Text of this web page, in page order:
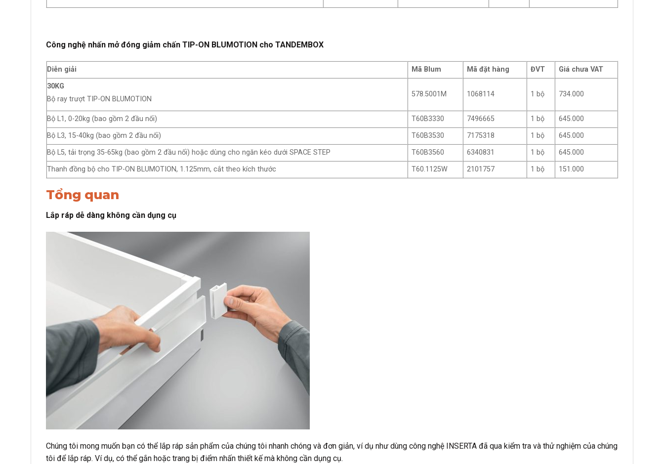
Công nghệ nhấn mở đóng giảm chấn TIP-ON BLUMOTION cho TANDEMBOX
Diễn giải Mã Blum Mã đặt hàng ĐVT
Giá chưa VAT
30KG
Bộ ray trượt TIP-ON BLUMOTION
578.5001M 1068114 1 bộ 734.000
Bộ L1, 0-20kg (bao gồm 2 đầu nối) T60B3330 7496665 1 bộ
645.000
Bộ L3, 15-40kg (bao gồm 2 đầu nối)
T60B3530 7175318 1 bộ
645.000
Bộ L5, tải trọng 35-65kg (bao gồm 2 đầu nối) hoặc dùng cho ngăn kéo dưới SPACE STEP
T60B3560 6340831 1 bộ
645.000
Thanh đồng bộ cho TIP-ON BLUMOTION, 1.125mm, cắt theo kích thước
T60.1125W 2101757 1 bộ 151.000
Tổng quan
Lắp ráp dễ dàng không cần dụng cụ
Chúng tôi mong muốn bạn có thể lắp ráp sản phẩm của chúng tôi nhanh chóng và đơn giản, ví dụ như dùng công nghệ INSERTA đã qua kiểm tra và thử nghiệm của chúng
tôi để lắp ráp. Ví dụ, có thể gắn hoặc trang bị điểm nhấn thiết kế mà không cần dụng cụ.